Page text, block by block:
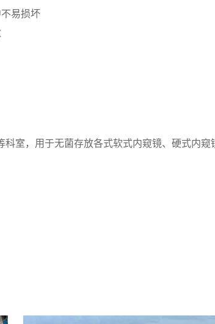
易损坏
，用于无菌存放各式软式内窥镜、硬式内窥